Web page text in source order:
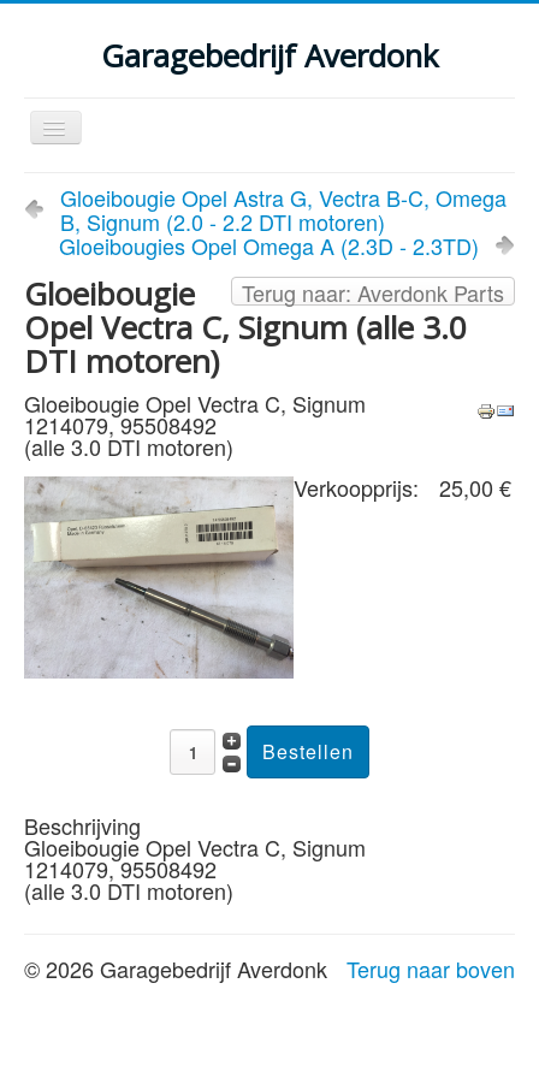
Garagebedrijf Averdonk
Schakelen
navigatie
Welkom
Klassiekers en restauratie verslagen
Diensten
Parts
Occasions
Kenteken gegevens opvragen
Contact
Gloeibougie Opel Astra G, Vectra B-C, Omega
B, Signum (2.0 - 2.2 DTI motoren)
Gloeibougies Opel Omega A (2.3D - 2.3TD)
Terug naar: Averdonk Parts
Gloeibougie
Opel Vectra C, Signum (alle 3.0
DTI motoren)
Gloeibougie Opel Vectra C, Signum
1214079, 95508492
(alle 3.0 DTI motoren)
Verkoopprijs:
25,00 €
Beschrijving
Gloeibougie Opel Vectra C, Signum
1214079, 95508492
(alle 3.0 DTI motoren)
Terug naar boven
© 2026 Garagebedrijf Averdonk